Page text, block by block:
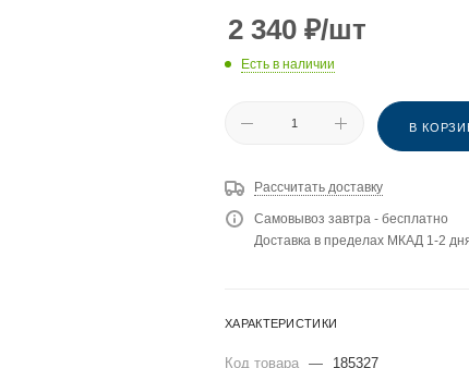
2 340 ₽/шт
Есть в наличии
В
Рассчитать доставку
Самовывоз завтра - бесплатно
Доставка в пределах МКАД 1-2
ХАРАКТЕРИСТИКИ
Код товара —
185327